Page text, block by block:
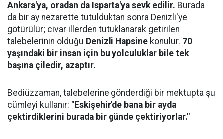
Ankara'ya, oradan da Isparta'ya sevk edilir. Burada
da bir ay nezarette tutulduktan sonra Denizli'ye
götürülür; civar illerden tutuklanarak getirilen
talebelerinin olduğu Denizli Hapsine konulur. 70
yaşındaki bir insan için bu yolculuklar bile tek
başına çiledir, azaptır.
Bediüzzaman, talebelerine gönderdiği bir mektupta şu
cümleyi kullanır: "Eskişehir'de bana bir ayda
çektirdiklerini burada bir günde çektiriyorlar."